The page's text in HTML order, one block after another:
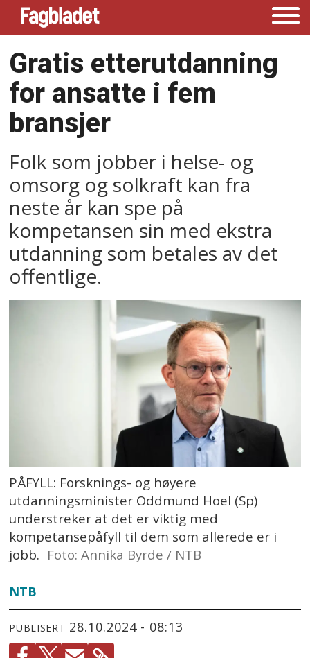
Gratis etterutdanning
for ansatte i fem
bransjer
Folk som jobber i helse- og
omsorg og solkraft kan fra
neste år kan spe på
kompetansen sin med ekstra
utdanning som betales av det
offentlige.
PÅFYLL: Forsknings- og høyere
utdanningsminister Oddmund Hoel (Sp)
understreker at det er viktig med
kompetansepåfyll til dem som allerede er i
jobb. Foto: Annika Byrde / NTB
NTB
PUBLISERT 28.10.2024 - 08:13